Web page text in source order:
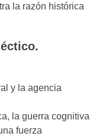
la razón histórica
y la agencia
la guerra cognitiva
fuerza